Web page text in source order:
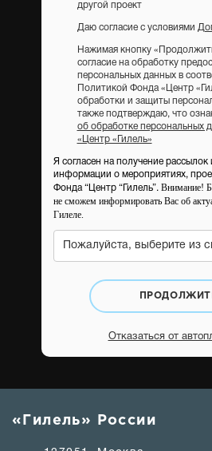
другой проект
Даю согласие с условиями
Нажимая кнопку
согласие на обработку
персональных данных в
Политикой Фонда «Центр
обработки и защиты
также подтверждаю, что
об обработке персональных
«Центр «Гилель»
Я согласен на получение рассылок
информации о мероприятиях,
Фонда “Центр “Гилель”. Внимание!
не сможем информировать Вас об
Гилеле.
Пожалуйста, выберите из
Отказаться от
«Гилель» России